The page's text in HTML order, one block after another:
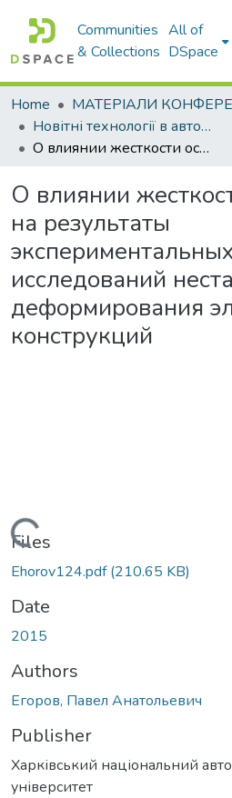
Communities
& Collections
All of
DSpace
Home
Новітні технології в автомобілебудівництві та транспорті. Частина І
О влиянии жесткости основания на результаты экспериментальных исследований нестационарного деформирования элементов конструкций
О влиянии
на результаты
экспериментальных
исследований
деформирования
конструкций
Loading...
Files
Ehorov124.pdf(210.65 KB)
Date
2015
Authors
Егоров, Павел Анатольевич
Publisher
Харківський національний
університет